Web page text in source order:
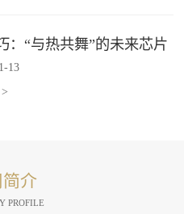
：“与热共舞”的未来芯片
-13
介
PROFILE